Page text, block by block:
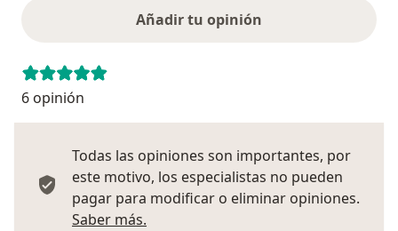
Añadir tu opinión
6 opinión
Todas las opiniones son importantes, por
este motivo, los especialistas no pueden
pagar para modificar o eliminar opiniones.
Saber más.